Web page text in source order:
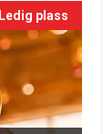
Ledig plass